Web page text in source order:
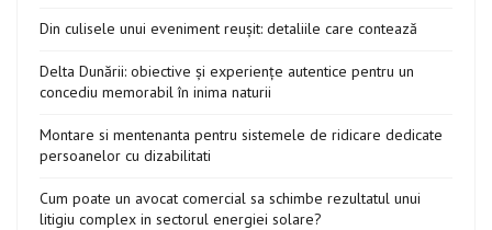
Din culisele unui eveniment reușit: detaliile care contează
Delta Dunării: obiective și experiențe autentice pentru un
concediu memorabil în inima naturii
Montare si mentenanta pentru sistemele de ridicare dedicate
persoanelor cu dizabilitati
Cum poate un avocat comercial sa schimbe rezultatul unui
litigiu complex in sectorul energiei solare?